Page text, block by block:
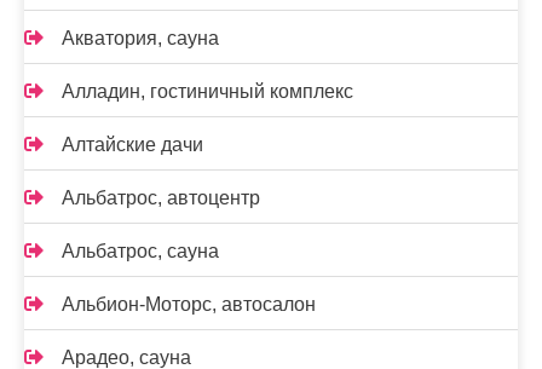
Акватория, сауна
Алладин, гостиничный комплекс
Алтайские дачи
Альбатрос, автоцентр
Альбатрос, сауна
Альбион-Моторс, автосалон
Арадео, сауна